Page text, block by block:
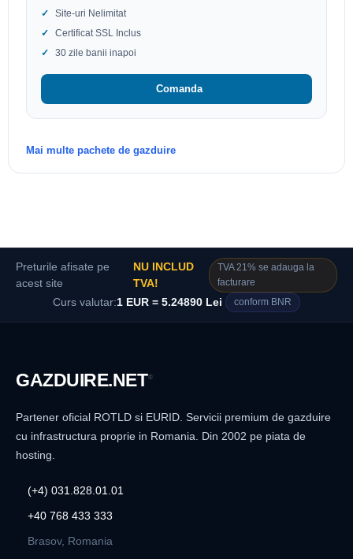
Site-uri Nelimitat
Certificat SSL Inclus
30 zile banii inapoi
Comanda
Mai multe pachete de gazduire
Preturile afisate pe
acest site
NU INCLUD
TVA!
TVA 21% se adauga la
facturare
Curs valutar:1 EUR = 5.24890 Lei conform BNR
GAZDUIRE.NET®
Partener oficial ROTLD si EURID. Servicii premium de gazduire
cu infrastructura proprie in Romania. Din 2002 pe piata de
hosting.
(+4) 031.828.01.01
+40 768 433 333
Brasov, Romania